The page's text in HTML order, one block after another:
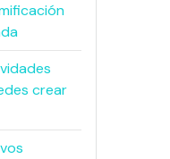
crear